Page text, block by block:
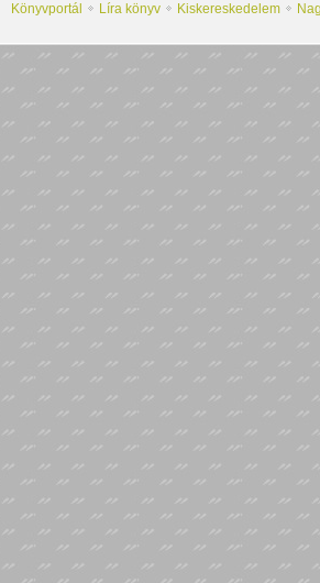
Könyvportál Líra könyv Kiskereskedelem